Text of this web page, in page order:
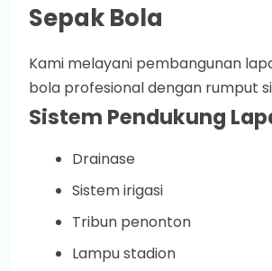
Sepak Bola
Kami melayani pembangunan
bola profesional dengan rumput
Sistem Pendukung
Drainase
Sistem irigasi
Tribun penonton
Lampu stadion